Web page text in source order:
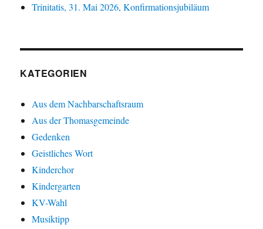
Trinitatis, 31. Mai 2026, Konfirmationsjubiläum
KATEGORIEN
Aus dem Nachbarschaftsraum
Aus der Thomasgemeinde
Gedenken
Geistliches Wort
Kinderchor
Kindergarten
KV-Wahl
Musiktipp